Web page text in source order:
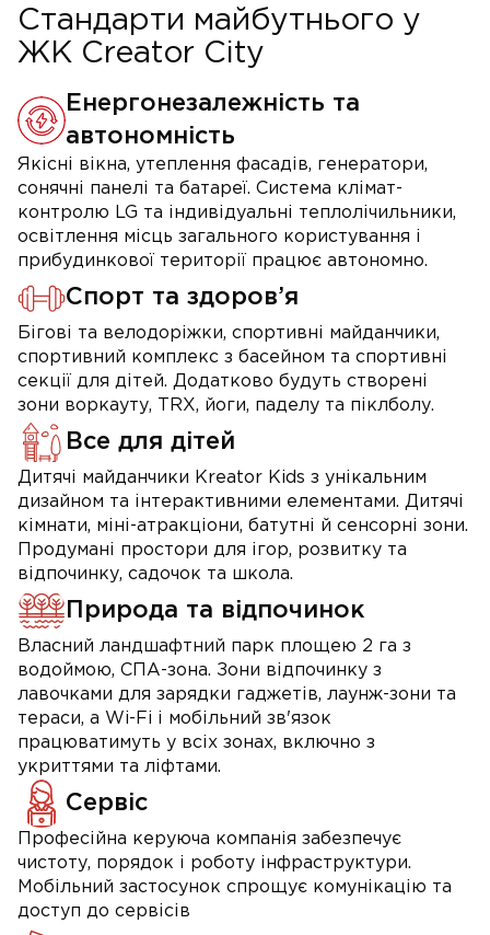
Стандарти майбутнього у
ЖК Creator City
Енергонезалежність та
автономність
Якісні вікна, утеплення фасадів, генератори,
сонячні панелі та батареї. Система клімат-
контролю LG та індивідуальні теплолічильники,
освітлення місць загального користування і
прибудинкової території працює автономно.
Спорт та здоров’я
Бігові та велодоріжки, спортивні майданчики,
спортивний комплекс з басейном та спортивні
секції для дітей. Додатково будуть створені
зони воркауту, TRX, йоги, паделу та піклболу.
Все для дітей
Дитячі майданчики Kreator Kids з унікальним
дизайном та інтерактивними елементами. Дитячі
кімнати, міні-атракціони, батутні й сенсорні зони.
Продумані простори для ігор, розвитку та
відпочинку, садочок та школа.
Природа та відпочинок
Власний ландшафтний парк площею 2 га з
водоймою, СПА-зона. Зони відпочинку з
лавочками для зарядки гаджетів, лаунж-зони та
тераси, а Wi-Fi і мобільний зв'язок
працюватимуть у всіх зонах, включно з
укриттями та ліфтами.
Сервіс
Професійна керуюча компанія забезпечує
чистоту, порядок і роботу інфраструктури.
Мобільний застосунок спрощує комунікацію та
доступ до сервісів